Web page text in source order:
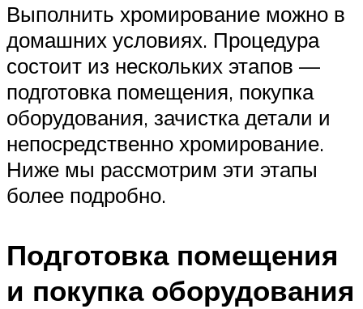
Выполнить хромирование можно в
домашних условиях. Процедура
состоит из нескольких этапов —
подготовка помещения, покупка
оборудования, зачистка детали и
непосредственно хромирование.
Ниже мы рассмотрим эти этапы
более подробно.
Подготовка помещения
и покупка оборудования